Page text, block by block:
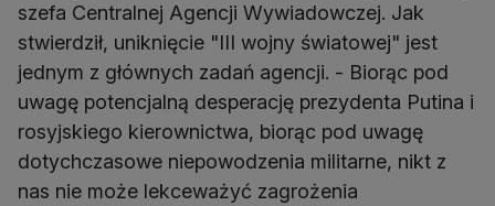
szefa Centralnej Agencji Wywiadowczej. Jak
stwierdził, uniknięcie "III wojny światowej" jest
jednym z głównych zadań agencji. - Biorąc pod
uwagę potencjalną desperację prezydenta Putina i
rosyjskiego kierownictwa, biorąc pod uwagę
dotychczasowe niepowodzenia militarne, nikt z
nas nie może lekceważyć zagrożenia